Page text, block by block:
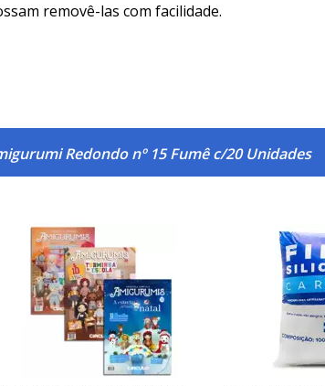
removê-las com facilidade.
Redondo nº 15 Fumê c/20 Unidades